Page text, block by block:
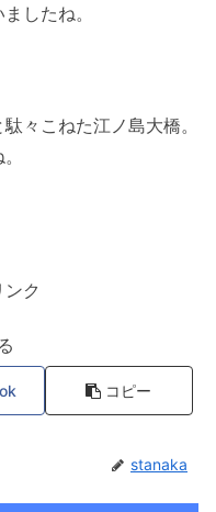
したね。
々こねた江ノ島大橋。
ク
コピー
stanaka